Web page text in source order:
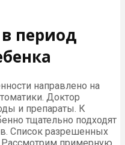
период
направлено на
Доктор
и препараты. К
тщательно подходят
Список разрешенных